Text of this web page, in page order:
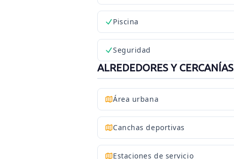
Piscina
Seguridad
ALREDEDORES Y CERCANÍAS
Área urbana
Canchas deportivas
Estaciones de servicio